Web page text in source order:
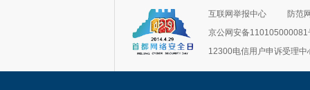
互联网举报中心
防范
京公网安备110105000081
12300电信用户申诉受理中